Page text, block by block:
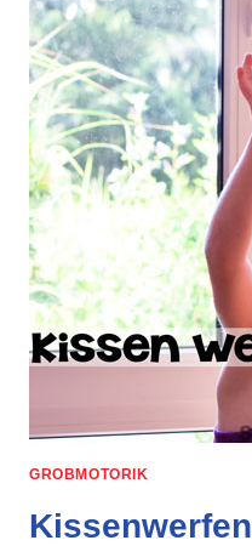
GROBMOTORIK
Kissenwerfen